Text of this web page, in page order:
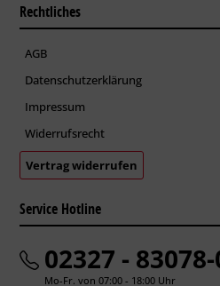
Rechtliches
AGB
Datenschutzerklärung
Impressum
Widerrufsrecht
Vertrag widerrufen
Service Hotline
02327 -
Mo-Fr. von 07:00 - 18:00 Uhr